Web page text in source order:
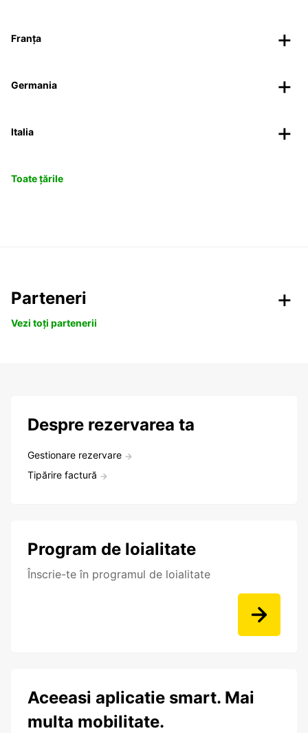
Franța
Germania
Italia
Toate țările
Parteneri
Vezi toți partenerii
Despre rezervarea ta
Gestionare rezervare
Tipărire factură
Program de loialitate
Înscrie-te în programul de loialitate
Aceeasi aplicatie smart. Mai
multa mobilitate.